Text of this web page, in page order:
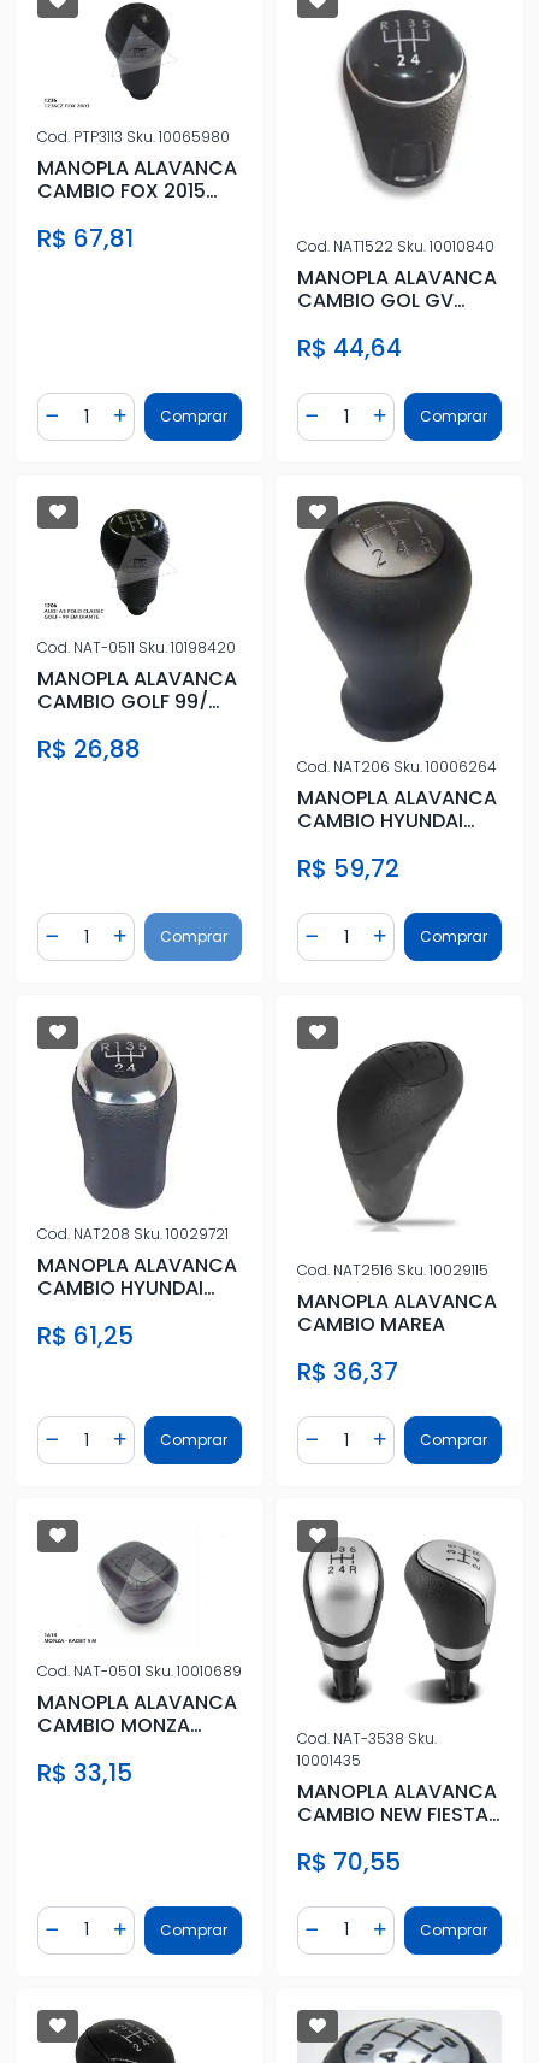
Cod. PTP3113 Sku.10065980
MANOPLA ALAVANCA
CAMBIO FOX 2015
R$ 67,81
Diminuir Quantidade
Quantidade
Adicionar Quantidade
Comprar
Cod. NAT1522 Sku.10010840
MANOPLA ALAVANCA
CAMBIO GOL GV
R$ 44,64
Diminuir Quantidade
Quantidade
AdicionarComprar
Cod. NAT-0511 Sku.10198420
MANOPLA ALAVANCA
CAMBIO GOLF 99/
R$ 26,88
Diminuir Quantidade
Quantidade
Adicionar Quantidade
Comprar
Cod. NAT206 Sku.10006264
MANOPLA ALAVANCA
CAMBIO HYUNDAI
TAMPA CINZ
R$ 59,72
Diminuir Quantidade
Quantidade
AdicionarComprar
Cod. NAT208 Sku.10029721
MANOPLA ALAVANCA
CAMBIO HYUNDAI
TAMPA PRET
R$ 61,25
Diminuir Quantidade
Quantidade
Adicionar Quantidade
Comprar
Cod. NAT2516 Sku.10029115
MANOPLA ALAVANCA
CAMBIO MAREA
R$ 36,37
Diminuir Quantidade
Quantidade
AdicionarComprar
Cod. NAT-0501 Sku.10010689
MANOPLA ALAVANCA
CAMBIO MONZA
R$ 33,15
Diminuir Quantidade
Quantidade
Adicionar Quantidade
Comprar
Cod. NAT-3538 Sku.
10001435
MANOPLA ALAVANCA
CAMBIO NEW FIESTA
PRATA
R$ 70,55
Diminuir Quantidade
Quantidade
AdicionarComprar